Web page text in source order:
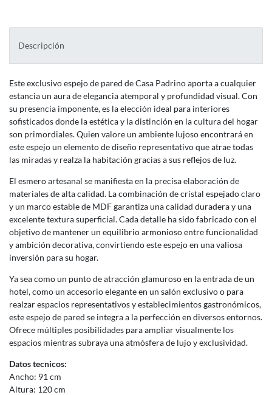
Descripción
Este exclusivo espejo de pared de Casa Padrino aporta a cualquier
estancia un aura de elegancia atemporal y profundidad visual. Con
su presencia imponente, es la elección ideal para interiores
sofisticados donde la estética y la distinción en la cultura del hogar
son primordiales. Quien valore un ambiente lujoso encontrará en
este espejo un elemento de diseño representativo que atrae todas
las miradas y realza la habitación gracias a sus reflejos de luz.
El esmero artesanal se manifiesta en la precisa elaboración de
materiales de alta calidad. La combinación de cristal espejado claro
y un marco estable de MDF garantiza una calidad duradera y una
excelente textura superficial. Cada detalle ha sido fabricado con el
objetivo de mantener un equilibrio armonioso entre funcionalidad
y ambición decorativa, convirtiendo este espejo en una valiosa
inversión para su hogar.
Ya sea como un punto de atracción glamuroso en la entrada de un
hotel, como un accesorio elegante en un salón exclusivo o para
realzar espacios representativos y establecimientos gastronómicos,
este espejo de pared se integra a la perfección en diversos entornos.
Ofrece múltiples posibilidades para ampliar visualmente los
espacios mientras subraya una atmósfera de lujo y exclusividad.
Datos tecnicos:
Ancho: 91 cm
Altura: 120 cm